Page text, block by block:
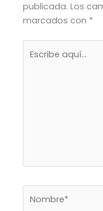
publicada. Los
marcados con *
aquí...